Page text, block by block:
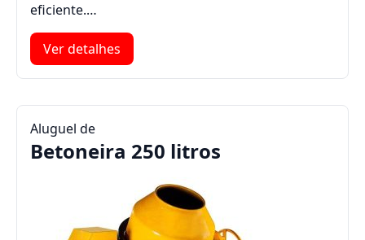
eficiente.…
Ver detalhes
Aluguel de
Betoneira 250 litros